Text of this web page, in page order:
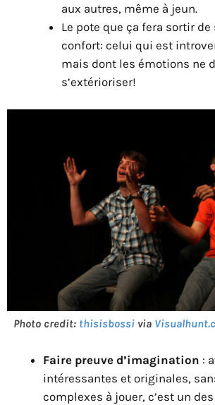
aux autres, même à jeun.
Le pote que ça fera sortir de
confort: celui qui est
mais dont les émotions ne
s’extérioriser!
Photo credit: thisisbossivia
Faire preuve d’imagination :
intéressantes et originales,
complexes à jouer, c’est un